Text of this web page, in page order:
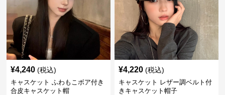
¥4,240 (税込)
キャスケット ふわもこボア付き
合皮キャスケット帽
¥4,220 (税込)
キャスケット レザー調ベルト付
きキャスケット帽子